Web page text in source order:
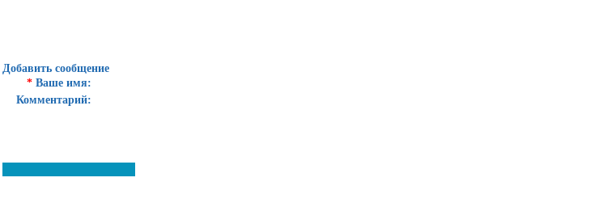
Добавить сообщение
* Ваше имя:
Комментарий: